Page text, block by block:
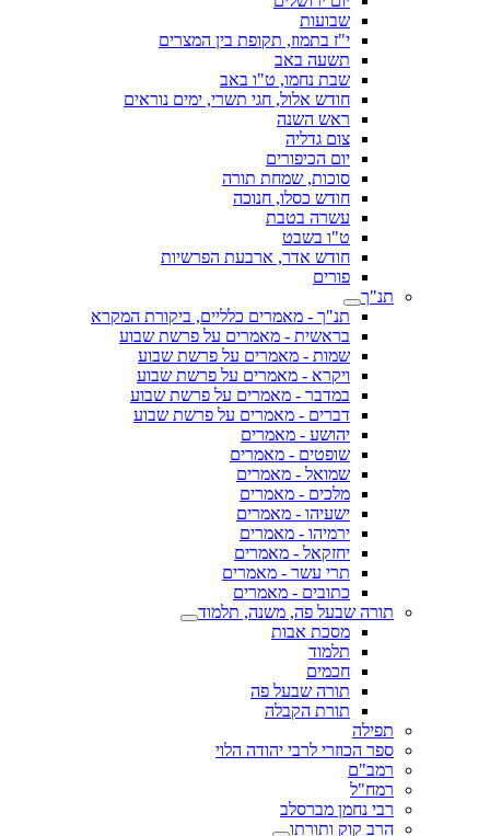
שבועות
י"ז בתמוז, תקופת בין המצרים
תשעה באב
שבת נחמו, ט"ו באב
חודש אלול, חגי תשרי, ימים נוראים
ראש השנה
צום גדליה
יום הכיפורים
סוכות, שמחת תורה
חודש כסלו, חנוכה
עשרה בטבת
ט"ו בשבט
חודש אדר, ארבעת הפרשיות
פורים
תנ"ך
תנ"ך - מאמרים כלליים, ביקורת המקרא
בראשית - מאמרים על פרשת שבוע
שמות - מאמרים על פרשת שבוע
ויקרא - מאמרים על פרשת שבוע
במדבר - מאמרים על פרשת שבוע
דברים - מאמרים על פרשת שבוע
יהושע - מאמרים
שופטים - מאמרים
שמואל - מאמרים
מלכים - מאמרים
ישעיהו - מאמרים
ירמיהו - מאמרים
יחזקאל - מאמרים
תרי עשר - מאמרים
כתובים - מאמרים
תורה שבעל פה, משנה, תלמוד
מסכת אבות
תלמוד
חכמים
תורה שבעל פה
תורת הקבלה
תפילה
ספר הכוזרי לרבי יהודה הלוי
רמב"ם
רמח"ל
רבי נחמן מברסלב
הרב קוק ותורתו